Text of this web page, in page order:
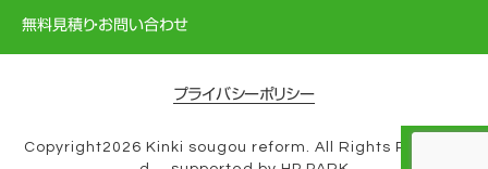
無料見積り・お問い合わせ
プライバシーポリシー
Copyright2026 Kinki sougou reform. All Rights Reserve